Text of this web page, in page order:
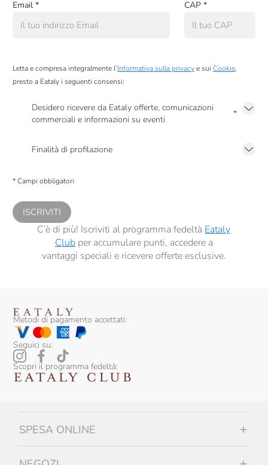
Colombaio Santa Chiara
Colonnara
Colpaola
Contadi Castaldi
Conti Di Buscareto
Contini
Cooperativa Agricola La Collina
Corbon
Corte Giara
Cos
Email * CAP *
Letta e compresa integralmente l’Informativa sulla privacye sui Cookie,
presto a Eataly i seguenti consensi:
Desidero ricevere da Eataly offerte, comunicazioni
commerciali e informazioni su eventi
*
Finalità di profilazione
comunicazioni commerciali personalizzate, in caso di consenso prestato ai
* Campi obbligatori
ISCRIVITI
C’è di più! Iscriviti al programma fedeltà Eataly
Clubper accumulare punti, accedere a
vantaggi speciali e ricevere offerte esclusive.
Metodi di pagamento accettati:
Seguici su:
Scopri il programma fedeltà:
SPESA ONLINE